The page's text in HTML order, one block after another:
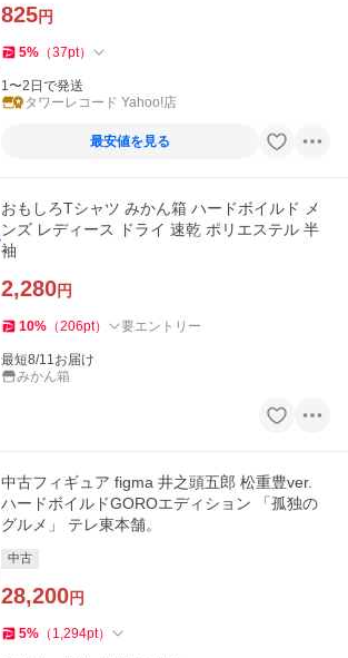
825円
5% （37pt）
1〜2日で発送
タワーレコード Yahoo!店
最安値を見る
おもしろTシャツ みかん箱 ハードボイルド メ
ンズ レディース ドライ 速乾 ポリエステル 半
袖
2,280円
10% （206pt） 要エントリー
最短8/11お届け
みかん箱
中古フィギュア figma 井之頭五郎 松重豊ver.
ハードボイルドGOROエディション 「孤独の
グルメ」 テレ東本舗。
中古
28,200円
5% （ 1,294pt）